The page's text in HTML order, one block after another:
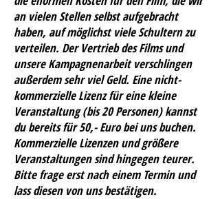
an vielen Stellen selbst aufgebracht
haben, auf möglichst viele Schultern zu
verteilen. Der Vertrieb des Films und
unsere Kampagnenarbeit verschlingen
außerdem sehr viel Geld. Eine nicht-
kommerzielle Lizenz für eine kleine
Veranstaltung (bis 20 Personen) kannst
du bereits für 50,- Euro bei uns buchen.
Kommerzielle Lizenzen und größere
Veranstaltungen sind hingegen teurer.
Bitte frage erst nach einem Termin und
lass diesen von uns bestätigen.